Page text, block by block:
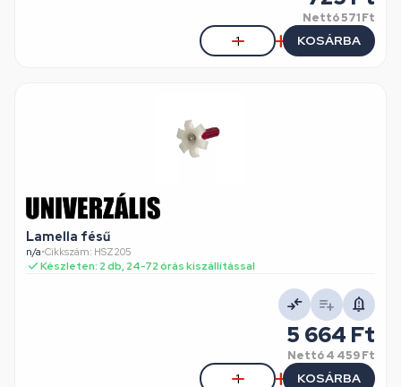
Nettó571 Ft
KOSÁRBA
Lamella fésű
n/a•Cikkszám: HSZ205
Készleten: 2 db, 24-72 órás kiszállítással
5 664 Ft
Nettó4 459 Ft
KOSÁRBA